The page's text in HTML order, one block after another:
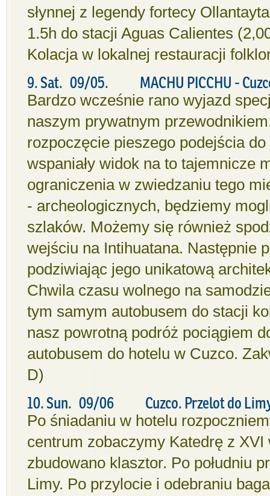
słynnej z legendy fortecy
1.5h do stacji Aguas Calientes
Kolacja w lokalnej restauracji
9. Sat. 09/05. MACHU PICCHU -
Bardzo wcześnie rano wyjazd
naszym prywatnym
rozpoczęcie pieszego podejścia
wspaniały widok na to tajemnicze
ograniczenia w zwiedzaniu tego
- archeologicznych, będziemy
szlaków. Możemy się również
wejściu na Intihuatana. Następnie
podziwiając jego unikatową
Chwila czasu wolnego na
tym samym autobusem do stacji
nasz powrotną podróż pociągiem
autobusem do hotelu w Cuzco.
D)
10. Sun. 09/06 Cuzco. Przelot do
Po śniadaniu w hotelu
centrum zobaczymy Katedrę z
zbudowano klasztor. Po południu
Limy. Po przylocie i odebraniu